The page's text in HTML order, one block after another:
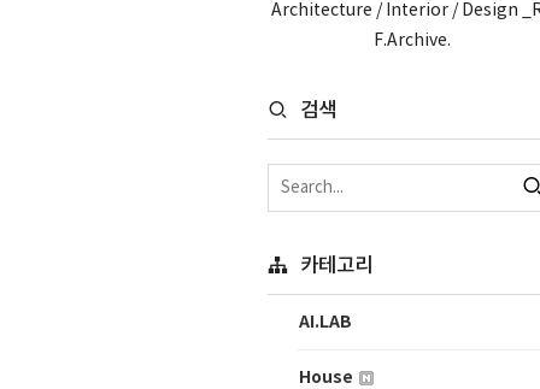
Architecture / Interior / Design
F.Archive.
검색
카테고리
AI.LAB
House